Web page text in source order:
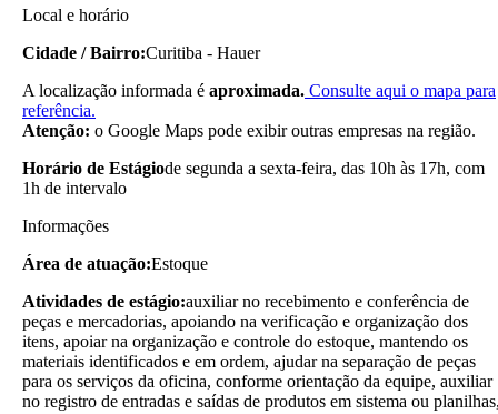
Local e horário
Cidade / Bairro:Curitiba - Hauer
A localização informada é aproximada. Consulte aqui o mapa para
referência.
Atenção: o Google Maps pode exibir outras empresas na região.
Horário de Estágiode segunda a sexta-feira, das 10h às 17h, com
1h de intervalo
Informações
Área de atuação:Estoque
Atividades de estágio:auxiliar no recebimento e conferência de
peças e mercadorias, apoiando na verificação e organização dos
itens, apoiar na organização e controle do estoque, mantendo os
materiais identificados e em ordem, ajudar na separação de peças
para os serviços da oficina, conforme orientação da equipe, auxiliar
no registro de entradas e saídas de produtos em sistema ou